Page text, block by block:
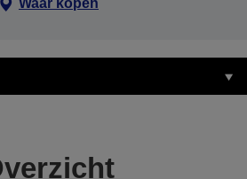
Waar kopen